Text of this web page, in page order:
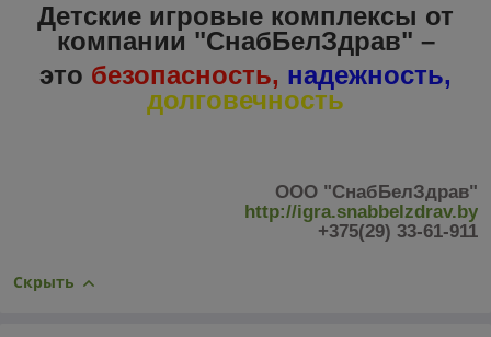
Детские игровые комплексы от
компании "СнабБелЗдрав" –
это безопасность, надежность,
долговечность
ООО "СнабБелЗдрав"
http://igra.snabbelzdrav.by
+375(29) 33-61-911
Скрыть